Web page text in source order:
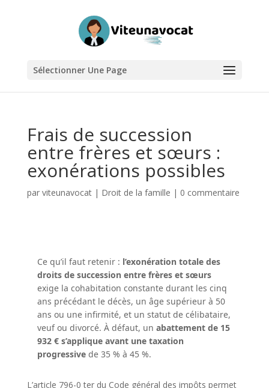
Sélectionner Une Page
Frais de succession
entre frères et sœurs :
exonérations possibles
par viteunavocat| Droit de la famille | 0 commentaire
Ce qu’il faut retenir : l’exonération totale des
droits de succession entre frères et sœurs
exige la cohabitation constante durant les cinq
ans précédant le décès, un âge supérieur à 50
ans ou une infirmité, et un statut de célibataire,
veuf ou divorcé. À défaut, unabattement de 15
932 € s’applique avant une taxation
progressive de 35 % à 45 %.
L’article 796-0 ter du Code général des impôts permet